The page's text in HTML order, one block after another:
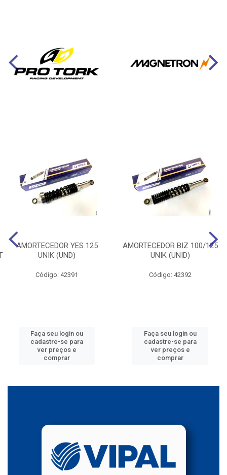
AMORTECEDOR YES 125
UNIK (UND)
Código: 42391
Faça seu login ou
cadastre-se para
ver preços e
comprar
AMORTECEDOR BIZ 100/125
UNIK (UNID)
Código: 42392
Faça seu login ou
cadastre-se para
ver preços e
comprar